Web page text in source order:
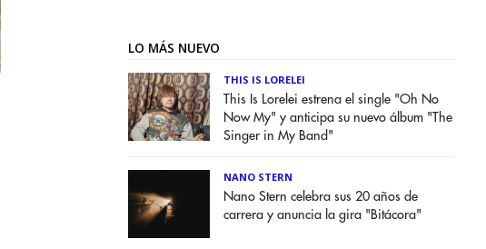
LO MÁS NUEVO
THIS IS LORELEI
This Is Lorelei estrena el single "Oh No
Now My" y anticipa su nuevo álbum "The
Singer in My Band"
NANO STERN
Nano Stern celebra sus 20 años de
carrera y anuncia la gira "Bitácora"